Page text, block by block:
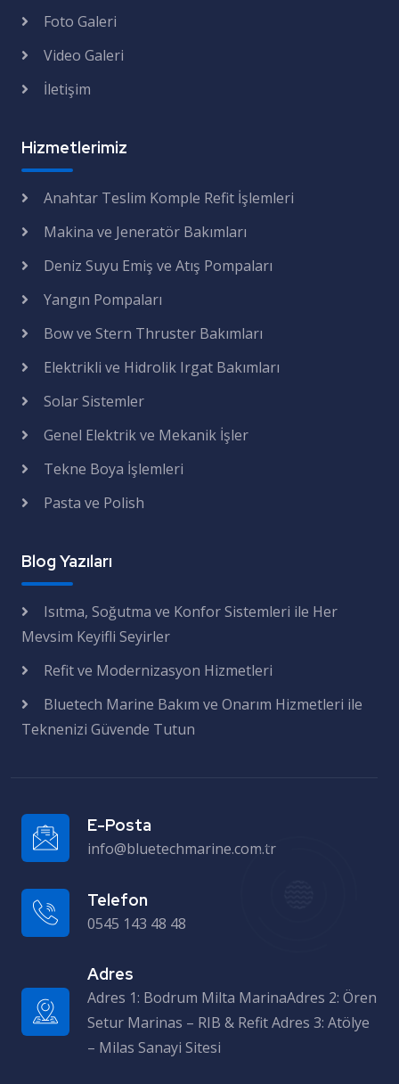
Foto Galeri
Video Galeri
İletişim
Hizmetlerimiz
Anahtar Teslim Komple Refit İşlemleri
Makina ve Jeneratör Bakımları
Deniz Suyu Emiş ve Atış Pompaları
Yangın Pompaları
Bow ve Stern Thruster Bakımları
Elektrikli ve Hidrolik Irgat Bakımları
Solar Sistemler
Genel Elektrik ve Mekanik İşler
Tekne Boya İşlemleri
Pasta ve Polish
Blog Yazıları
Isıtma, Soğutma ve Konfor Sistemleri ile Her
Mevsim Keyifli Seyirler
Refit ve Modernizasyon Hizmetleri
Bluetech Marine Bakım ve Onarım Hizmetleri ile
Teknenizi Güvende Tutun
E-Posta
info@bluetechmarine.com.tr
Telefon
0545 143 48 48
Adres
Adres 1: Bodrum Milta MarinaAdres 2: Ören Setur Marinas – RIB & Refit Adres 3: Atölye – Milas Sanayi Sitesi